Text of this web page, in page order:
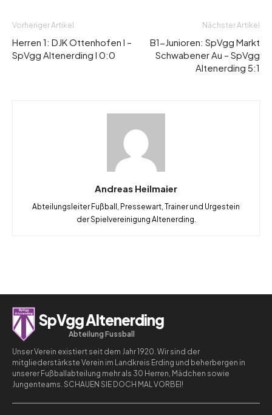
Vorheriger Artikel
Herren 1: DJK Ottenhofen I –
SpVgg Altenerding I 0:0
Nächster Artikel
B1-Junioren: SpVgg Markt
Schwabener Au – SpVgg
Altenerding 5:1
Andreas Heilmaier
Abteilungsleiter Fußball, Pressewart, Trainer und Urgestein
der Spielvereinigung Altenerding.
SpVgg Altenerding
Abteilung Fussball
Unser Verein existiert seit dem Jahr 1920. Wir sind der
mitgliederstärkste Verein im Landkreis Erding und beherbergen in
unserer Fußballabteilung mehr als 30 Herren, Mädchen sowie
Jungenteams. SCHAUEN SIE DOCH MAL VORBEI!